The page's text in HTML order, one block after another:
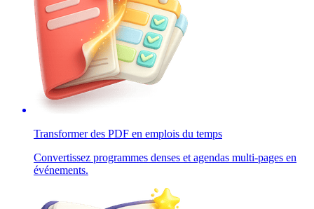
Transformer des PDF en emplois du temps
Convertissez programmes denses et agendas multi-pages en
événements.